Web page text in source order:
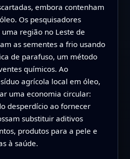
embora contenham
Os pesquisadores
região no Leste de
as sementes a frio usando
de parafuso, um método
químicos. Ao
agrícola local em óleo,
uma economia circular:
desperdício ao fornecer
substituir aditivos
produtos para a pele e
à saúde.